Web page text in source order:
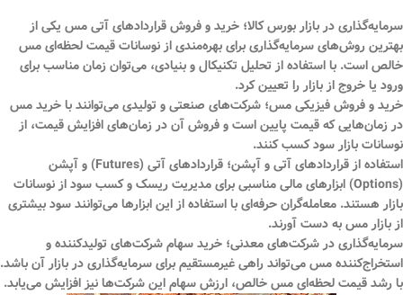
سرمایه‌گذاری در بازار بورس کالا؛ خرید و فروش قراردادهای آتی مس یکی از
بهترین روش‌های سرمایه‌گذاری برای بهره‌مندی از نوسانات قیمت لحظه‌ای مس
خالص است. با استفاده از تحلیل تکنیکال و بنیادی، می‌توان زمان مناسب برای
ورود یا خروج از بازار را تعیین کرد.
خرید و فروش فیزیکی مس؛ شرکت‌های صنعتی و تولیدی می‌توانند با خرید مس
در زمان‌هایی که قیمت پایین است و فروش آن در زمان‌های افزایش قیمت، از
نوسانات بازار سود کسب کنند.
استفاده از قراردادهای آتی و آپشن؛
قراردادهای آتی (Futures) و آپشن
(Options) ابزارهای مالی مناسبی برای مدیریت ریسک و کسب سود از نوسانات
بازار هستند. معامله‌گران حرفه‌ای با استفاده از این ابزارها می‌توانند سود بیشتری
از بازار مس به دست آورند.
سرمایه‌گذاری در شرکت‌های معدنی؛ خرید سهام شرکت‌های تولیدکننده و
استخراج‌کننده مس می‌تواند راهی غیرمستقیم برای سرمایه‌گذاری در بازار آن باشد.
با رشد قیمت لحظه‌ای مس خالص، ارزش سهام این شرکت‌ها نیز افزایش می‌یابد.